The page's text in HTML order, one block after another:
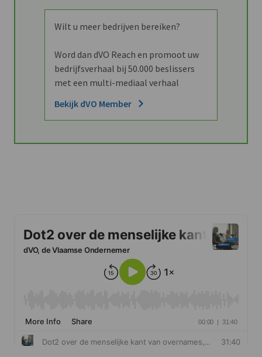
Wilt u meer bedrijven bereiken?
Word dan dVO Reach en promoot uw
bedrijfsverhaal bij 50.000 beslissers
met een multi-mediaal verhaal
Bekijk dVO Member